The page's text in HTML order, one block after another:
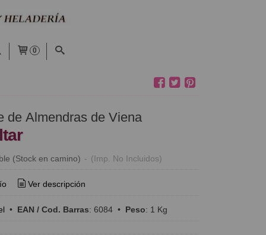
0
de Almendras de Viena
(Stock en camino) - (Imp. No Incluidos)
Ver descripción
• EAN / Cod. Barras: 6084• Peso: 1 Kg